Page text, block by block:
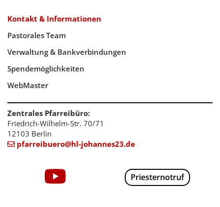
Kontakt & Informationen
Pastorales Team
Verwaltung & Bankverbindungen
Spendemöglichkeiten
WebMaster
Zentrales Pfarreibüro:
Friedrich-Wilhelm-Str. 70/71
12103 Berlin
 pfarreibuero@hl-johannes23.de
Priesternotruf